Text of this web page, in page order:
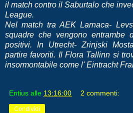
il match contro il Saburtalo che
League.
Nel match tra AEK Larnaca-
squadre che vengono entrambe
positivi. In Utrecht- Zrinjski
partire favoriti. Il Flora Tallinn si
insormontabile come l' Eintracht
Entius alle 13:16:00 2 commenti:
Condividi